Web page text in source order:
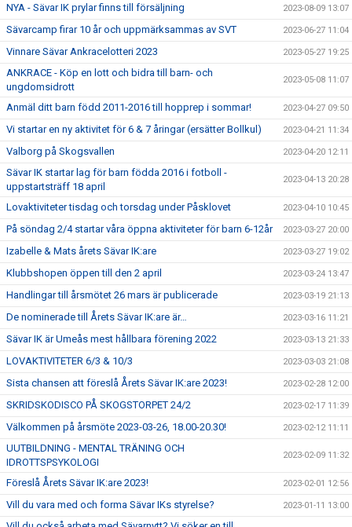
NYA - Sävar IK prylar finns till försäljning 2023-08-09 13:07
Sävarcamp firar 10 år och uppmärksammas av SVT 2023-06-27 11:04
Vinnare Sävar Ankracelotteri 2023 2023-05-27 19:25
ANKRACE - Köp en lott och bidra till barn- och
ungdomsidrott
2023-05-08 11:07
Anmäl ditt barn född 2011-2016 till hopprep i sommar! 2023-04-27 09:50
Vi startar en ny aktivitet för 6 & 7 åringar (ersätter Bollkul) 2023-04-21 11:34
Valborg på Skogsvallen 2023-04-20 12:11
Sävar IK startar lag för barn födda 2016 i fotboll -
uppstartsträff 18 april
2023-04-13 20:28
Lovaktiviteter tisdag och torsdag under Påsklovet 2023-04-10 10:45
På söndag 2/4 startar våra öppna aktiviteter för barn 6-12år 2023-03-27 20:00
Izabelle & Mats årets Sävar IK:are 2023-03-27 19:02
Klubbshopen öppen till den 2 april 2023-03-24 13:47
Handlingar till årsmötet 26 mars är publicerade 2023-03-19 21:13
De nominerade till Årets Sävar IK:are är… 2023-03-16 11:21
Sävar IK är Umeås mest hållbara förening 2022 2023-03-13 21:33
LOVAKTIVITETER 6/3 & 10/3 2023-03-03 21:08
Sista chansen att föreslå Årets Sävar IK:are 2023! 2023-02-28 12:00
SKRIDSKODISCO PÅ SKOGSTORPET 24/2 2023-02-17 11:39
Välkommen på årsmöte 2023-03-26, 18.00-20.30! 2023-02-12 11:11
UUTBILDNING - MENTAL TRÄNING OCH
IDROTTSPSYKOLOGI
2023-02-09 11:32
Föreslå Årets Sävar IK:are 2023! 2023-02-01 12:56
Vill du vara med och forma Sävar IKs styrelse? 2023-01-11 13:00